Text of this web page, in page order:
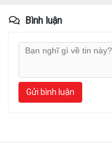
Bình luận
Gửi bình luận